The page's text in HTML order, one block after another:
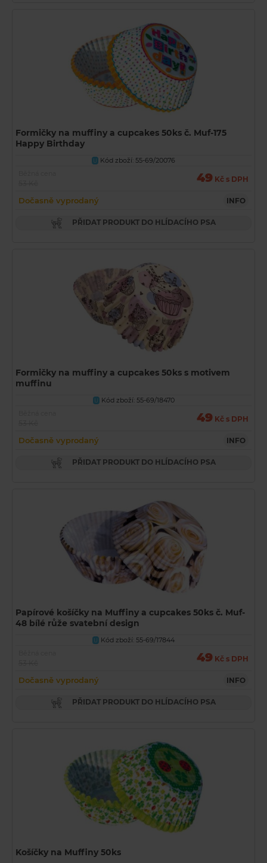
Formičky na muffiny a cupcakes 50ks č. Muf-175
Happy Birthday
U
Kód zboží: 55-69/20076
49 Kč s DPH
Dočasně vyprodaný INFO
PŘIDAT PRODUKT DO HLÍDACÍHO PSA
Formičky na muffiny a cupcakes 50ks s motivem
muffinu
U Kód zboží: 55-69/18470
49 Kč s DPH
Dočasně vyprodaný INFO
PŘIDAT PRODUKT DO HLÍDACÍHO PSA
Papírové košíčky na Muffiny a cupcakes 50ks č. Muf-
48 bílé růže svatební design
U
Kód zboží: 55-69/17844
49 Kč s DPH
Dočasně vyprodaný INFO
PŘIDAT PRODUKT DO HLÍDACÍHO PSA
Košíčky na Muffiny 50ks